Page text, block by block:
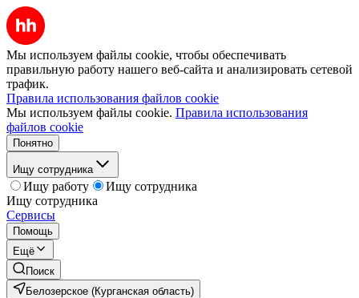
Мы используем файлы cookie, чтобы обеспечивать
правильную работу нашего веб-сайта и анализировать сетевой
трафик.
Правила использования файлов cookie
Мы используем файлы cookie. Правила использования
файлов cookie
Понятно
Ищу сотрудника
Ищу работу
Ищу сотрудника
Ищу сотрудника
Сервисы
Помощь
Ещё
Поиск
Белозерское (Курганская область)